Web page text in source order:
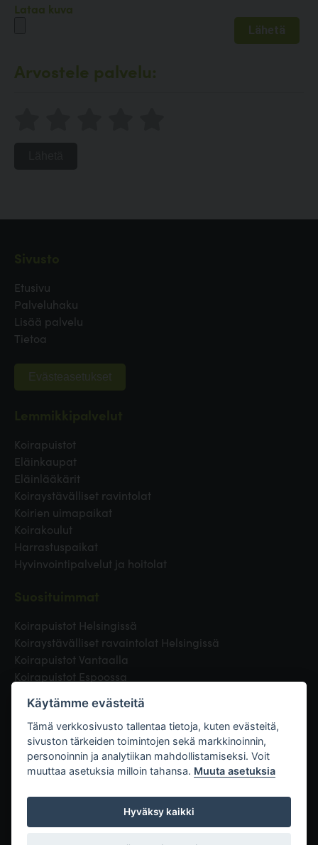
Lataa kuva
Arvostele palvelu:
Etusivu
Palveluhaku
Lisää palvelu
Tietoa
Evästeasetukset
Koirapuistot
Eläinkaupat
Eläinlääkärit
Koiraystävälliset ravintolat
Koirien uimapaikat
Koirakoulut
Harrastuspaikat
Hyvinvointipalvelut ja hoitolat
Koirapuistot Helsingissä
Koiraystävälliset ravaintolat Helsingissä
Koirapuistot Vantaalla
Koirapuistot Espoossa
Eläinlääkäri Helsingissä
Koirapuistot Tampereella
Linkit
Käytämme evästeitä
Tämä verkkosivusto tallentaa tietoja, kuten evästeitä,
sivuston tärkeiden toimintojen sekä markkinoinnin,
personoinnin ja analytiikan mahdollistamiseksi. Voit
muuttaa asetuksia milloin tahansa. Muuta asetuksia
Hyväksy kaikki